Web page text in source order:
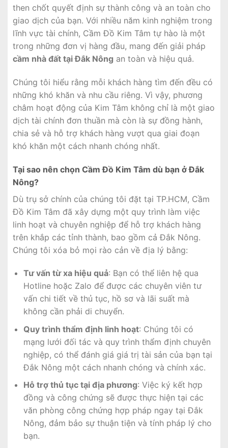
then chốt quyết định sự thành công và an toàn cho
giao dịch của bạn. Với nhiều năm kinh nghiệm trong
lĩnh vực tài chính, Cầm Đồ Kim Tâm tự hào là một
trong những đơn vị hàng đầu, mang đến giải pháp
cầm nhà đất tại Đắk Nông an toàn và hiệu quả.
Chúng tôi hiểu rằng mỗi khách hàng tìm đến đều có
những khó khăn và nhu cầu riêng. Vì vậy, phương
châm hoạt động của Kim Tâm không chỉ là một giao
dịch tài chính đơn thuần mà còn là sự đồng hành,
chia sẻ và hỗ trợ khách hàng vượt qua giai đoạn
khó khăn một cách nhanh chóng nhất.
Tại sao nên chọn Cầm Đồ Kim Tâm dù bạn ở Đắk
Nông?
Dù trụ sở chính của chúng tôi đặt tại TP.HCM, Cầm
Đồ Kim Tâm đã xây dựng một quy trình làm việc
linh hoạt và chuyên nghiệp để hỗ trợ khách hàng
trên khắp các tỉnh thành, bao gồm cả Đắk Nông.
Chúng tôi xóa bỏ mọi rào cản về địa lý bằng:
Tư vấn từ xa hiệu quả: Bạn có thể liên hệ qua
Hotline hoặc Zalo để được các chuyên viên tư
vấn chi tiết về thủ tục, hồ sơ và lãi suất mà
không cần phải di chuyển.
Quy trình thẩm định linh hoạt: Chúng tôi có
mạng lưới đối tác và quy trình thẩm định chuyên
nghiệp, có thể đánh giá giá trị tài sản của bạn tại
Đắk Nông một cách nhanh chóng và chính xác.
Hỗ trợ thủ tục tại địa phương: Việc ký kết hợp
đồng và công chứng sẽ được thực hiện tại các
văn phòng công chứng hợp pháp ngay tại Đắk
Nông, đảm bảo sự thuận tiện và tính pháp lý cho
bạn.